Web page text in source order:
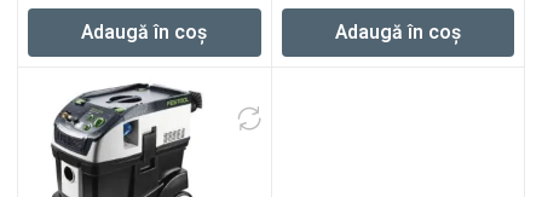
Adaugă în coș
Adaugă în coș